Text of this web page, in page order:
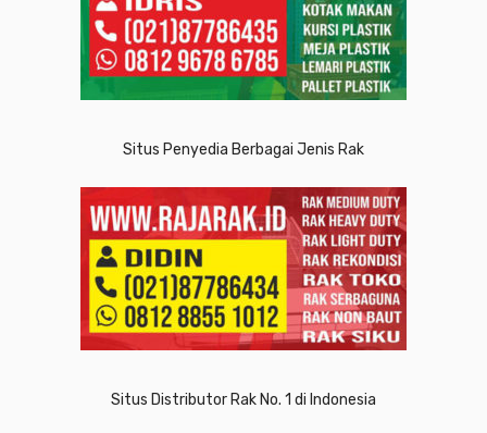
Situs Penyedia Berbagai Jenis Rak
Situs Distributor Rak No. 1 di Indonesia